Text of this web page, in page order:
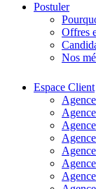
Postuler
Offres
Nos
Espace Client